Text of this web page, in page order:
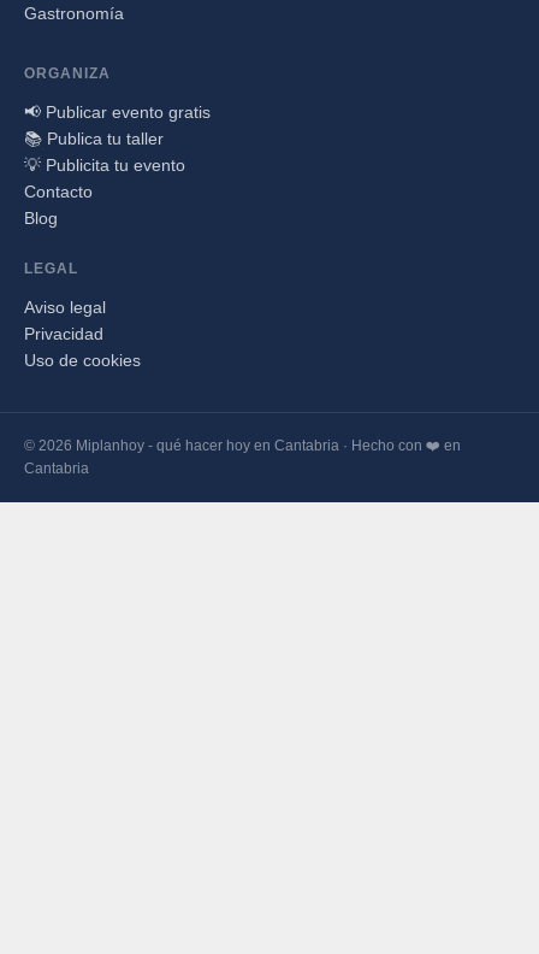
Gastronomía
ORGANIZA
📢 Publicar evento gratis
📚 Publica tu taller
💡 Publicita tu evento
Contacto
Blog
LEGAL
Aviso legal
Privacidad
Uso de cookies
© 2026 Miplanhoy - qué hacer hoy en Cantabria · Hecho con ❤️ en
Cantabria